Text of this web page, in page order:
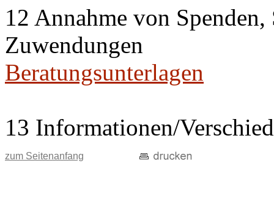
12 Annahme von
Zuwendungen
Beratungsunterlagen
13 Informationen/
zum Seitenanfang